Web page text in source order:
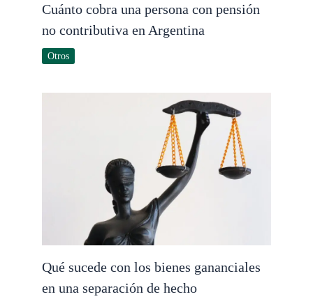
Cuánto cobra una persona con pensión
no contributiva en Argentina
Otros
Qué sucede con los bienes gananciales
en una separación de hecho